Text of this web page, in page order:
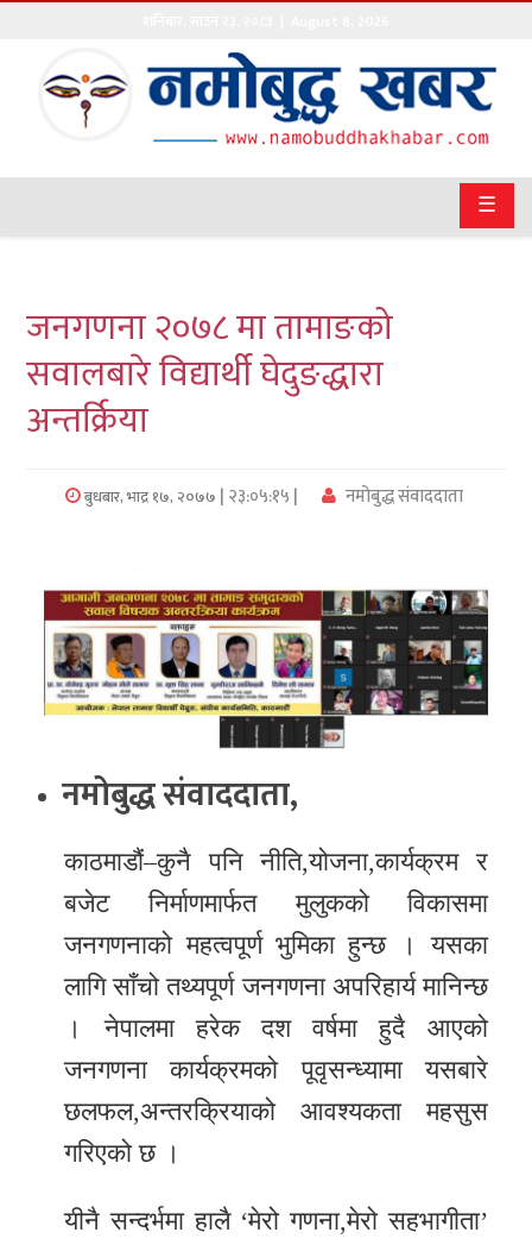
गृहपृष्ठ
राजनीति
अर्थवाणिज्य
खेलकुद
शैली
सूचना
प्रविधि
नमोबुद्ध
टिभी
English
☰
जनगणना २०७८ मा तामाङको
सवालबारे विद्यार्थी घेदुङद्धारा
अन्तर्क्रिया
बुधबार, भाद्र १७, २०७७ | २३:०५:१५ | नमोबुद्ध संवाददाता
नमोबुद्ध संवाददाता,
काठमाडौं–कुनै पनि नीति,योजना,कार्यक्रम र
बजेट निर्माणमार्फत मुलुकको विकासमा
जनगणनाको महत्वपूर्ण भुमिका हुन्छ । यसका
लागि साँचो तथ्यपूर्ण जनगणना अपरिहार्य मानिन्छ
। नेपालमा हरेक दश वर्षमा हुदै आएको
जनगणना कार्यक्रमको पूवृसन्ध्यामा यसबारे
छलफल,अन्तरक्रियाको आवश्यकता महसुस
गरिएको छ ।
यीनै सन्दर्भमा हालै ‘मेरो गणना,मेरो सहभागीता’